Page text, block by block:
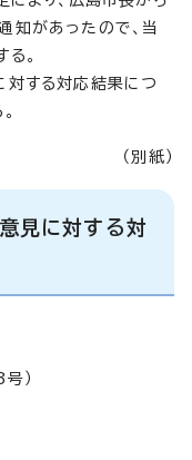
知があったので、当
。
対する対応結果につ
（別紙）
見に対する対
）